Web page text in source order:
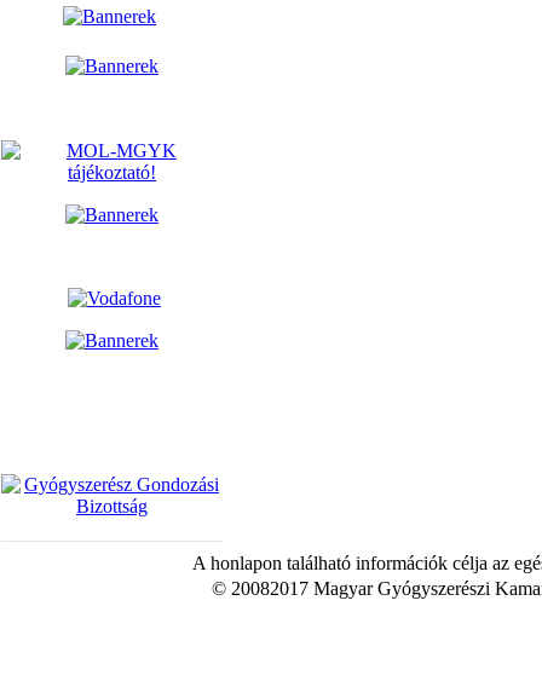
A honlapon található információk célja az
© 20082017 Magyar Gyógyszerészi